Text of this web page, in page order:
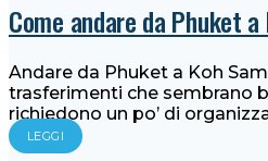
Come andare da Phuket a
Andare da Phuket a Koh
trasferimenti che sembrano
richiedono un po’ di
LEGGI